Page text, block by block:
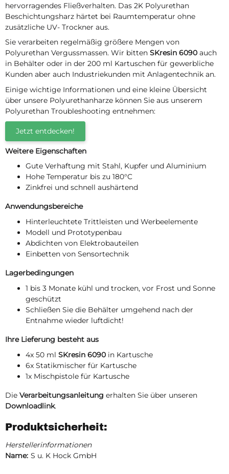
hervorragendes Fließverhalten. Das 2K Polyurethan
Beschichtungsharz härtet bei Raumtemperatur ohne
zusätzliche UV- Trockner aus.
Sie verarbeiten regelmäßig größere Mengen von
Polyurethan Vergussmassen. Wir bitten SKresin 6090 auch
in Behälter oder in der 200 ml Kartuschen für gewerbliche
Kunden aber auch Industriekunden mit Anlagentechnik an.
Einige wichtige Informationen und eine kleine Übersicht
über unsere Polyurethanharze können Sie aus unserem
Polyurethan Troubleshooting entnehmen:
Jetzt entdecken!
Weitere Eigenschaften
Gute Verhaftung mit Stahl, Kupfer und Aluminium
Hohe Temperatur bis zu 180°C
Zinkfrei und schnell aushärtend
Anwendungsbereiche
Hinterleuchtete Trittleisten und Werbeelemente
Modell und Prototypenbau
Abdichten von Elektrobauteilen
Einbetten von Sensortechnik
Lagerbedingungen
1 bis 3 Monate kühl und trocken, vor Frost und Sonne
geschützt
Schließen Sie die Behälter umgehend nach der
Entnahme wieder luftdicht!
Ihre Lieferung besteht aus
4x 50 ml SKresin 6090 in Kartusche
6x Statikmischer für Kartusche
1x Mischpistole für Kartusche
Die Verarbeitungsanleitung erhalten Sie über unseren
Downloadlink.
Produktsicherheit:
Herstellerinformationen
Name: S u. K Hock GmbH